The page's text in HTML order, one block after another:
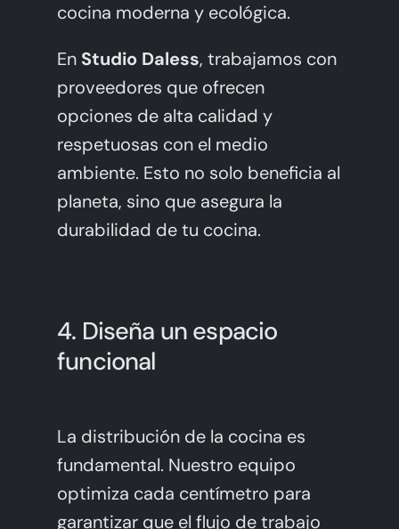
cocina moderna y ecológica.
En Studio Daless, trabajamos con
proveedores que ofrecen
opciones de alta calidad y
respetuosas con el medio
ambiente. Esto no solo beneficia al
planeta, sino que asegura la
durabilidad de tu cocina.
4. Diseña un espacio
funcional
La distribución de la cocina es
fundamental. Nuestro equipo
optimiza cada centímetro para
garantizar que el flujo de trabajo